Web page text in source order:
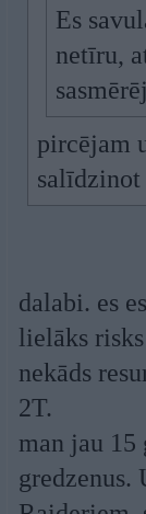
Es
netīru,
pircējam
salīdzinot
dalabi. es
lielāks
nekāds
2T.
man jau
gredzenus.